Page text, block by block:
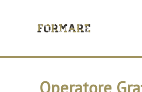
Operatore